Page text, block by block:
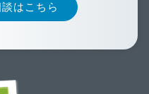
談はこちら